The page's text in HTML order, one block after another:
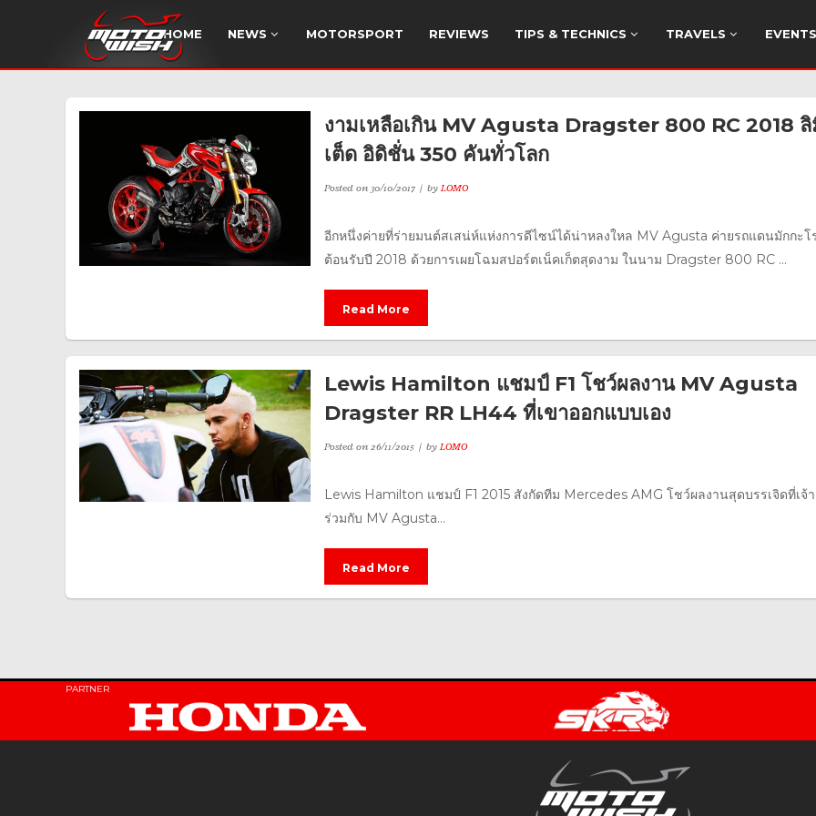
HOME NEWS MOTORSPORT REVIEWS TIPS & TECHNICS TRAVELS EVENTS
งามเหลือเกิน MV Agusta Dragster 800 RC 2018
เต็ด อิดิชั่น 350 คันทั่วโลก
Posted on30/10/2017 byLOMO
อีกหนึ่งค่ายที่ร่ายมนต์สเสน่ห์แห่งการดีไซน์ได้น่าหลงใหล MV Agusta ค่ายรถแดนมักกะโ
ต้อนรับปี 2018 ด้วยการเผยโฉมสปอร์ตเน็คเก็ตสุดงาม ในนาม Dragster 800 RC ...
Read More
Lewis Hamilton แชมป์ F1 โชว์ผลงาน MV Agusta
Dragster RR LH44 ที่เขาออกแบบเอง
Posted on26/11/2015 byLOMO
Lewis Hamilton แชมป์ F1 2015 สังกัดทีม Mercedes AMG โชว์ผลงานสุดบรรเจิดที่เจ้
ร่วมกับ MV Agusta...
Read More
PARTNER